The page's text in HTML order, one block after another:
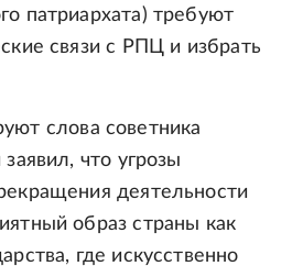
патриархата) требуют
связи с РПЦ и избрать
слова советника
что угрозы
деятельности
образ страны как
где искусственно